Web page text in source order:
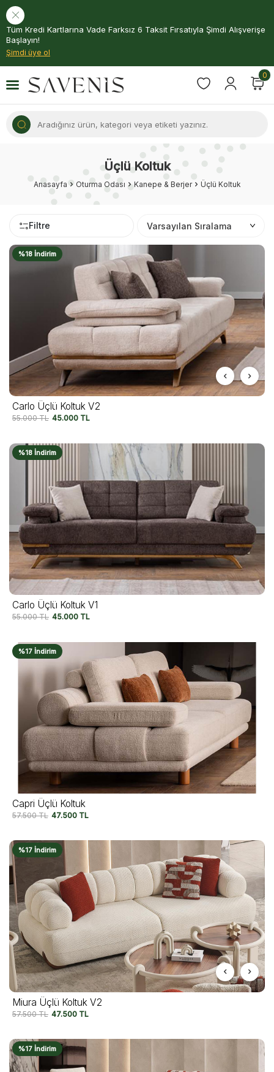
Tüm Kredi Kartlarına Vade Farksız 6 Taksit Fırsatıyla Şimdi Alışverişe
Başlayın!
Şimdi üye ol
0
Üçlü Koltuk
Anasayfa Oturma Odası Kanepe & Berjer Üçlü Koltuk
Filtre
%18 İndirim
Carlo Üçlü Koltuk V2
55.000TL 45.000 TL
%18 İndirim
Carlo Üçlü Koltuk V1
55.000TL 45.000 TL
%17 İndirim
Capri Üçlü Koltuk
57.500TL 47.500 TL
%17 İndirim
Miura Üçlü Koltuk V2
57.500TL 47.500 TL
%17 İndirim